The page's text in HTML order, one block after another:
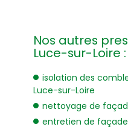
Nos autres
Luce-sur-Loire :
isolation des
Luce-sur-Loire
nettoyage de
entretien de